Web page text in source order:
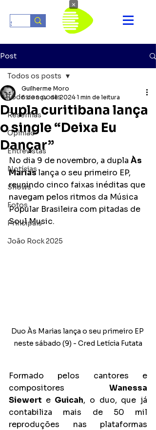
Post
Todos os posts
Resenhas
Opinião
Entrevistas
Notícias
Shows
Fotos
Principais
João Rock 2025
Todos os posts
Dupla curitibana lança
o single “Deixa Eu
Dançar”
Guilherme Moro
6 de nov. de 2024 1 min de leitura
No dia 9 de novembro, a dupla Às
Marias lança o seu primeiro EP,
reunindo cinco faixas inéditas que
navegam pelos ritmos da Música
Popular Brasileira com pitadas de
Soul Music.
Duo Às Marias lança o seu primeiro EP
neste sábado (9) - Cred Letícia Futata
Formado pelos cantores e
compositores Wanessa
Siewert e Guicah, o duo, que já
contabiliza mais de 50 mil
reproduções nas plataformas
×